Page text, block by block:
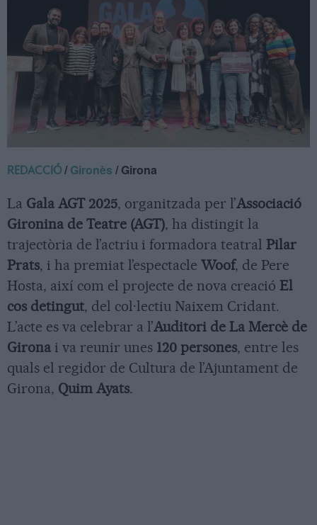
REDACCIÓ /Gironès / Girona
La Gala AGT 2025, organitzada per l’Associació
Gironina de Teatre (AGT), ha distingit la
trajectòria de l’actriu i formadora teatral Pilar
Prats, i ha premiat l’espectacle Woof, de Pere
Hosta, així com el projecte de nova creació El
cos detingut, del col·lectiu Naixem Cridant.
L’acte es va celebrar a l’Auditori de La Mercè de
Girona i va reunir unes 120 persones, entre les
quals el regidor de Cultura de l’Ajuntament de
Girona, Quim Ayats.